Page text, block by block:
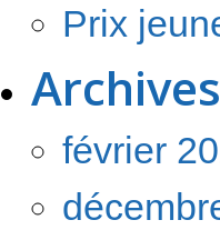
Prix
Archives
février